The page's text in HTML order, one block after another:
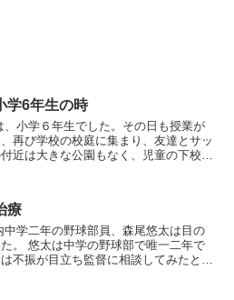
学6年生の時
小学６年生でした。その日も授業が
再び学校の校庭に集まり、友達とサッ
近は大きな公園もなく、児童の下校
療
中学二年の野球部員、森尾悠太は目の
。 悠太は中学の野球部で唯一二年で
不振が目立ち監督に相談してみたとこ